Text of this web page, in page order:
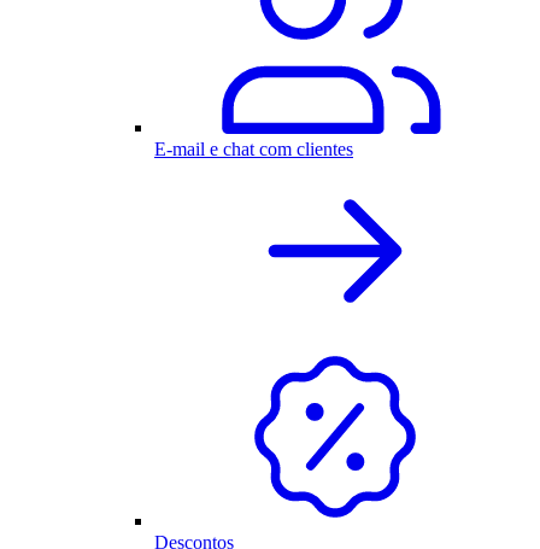
E-mail e chat com clientes
Descontos